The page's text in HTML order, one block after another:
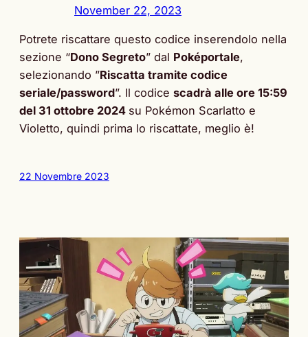
November 22, 2023
Potrete riscattare questo codice inserendolo nella
sezione “Dono Segreto” dal Poképortale,
selezionando ”Riscatta tramite codice
seriale/password”. Il codice scadrà alle ore 15:59
del 31 ottobre 2024 su Pokémon Scarlatto e
Violetto, quindi prima lo riscattate, meglio è!
22 Novembre 2023